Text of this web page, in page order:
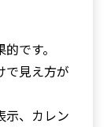
です。
で見え方が
示、カレン